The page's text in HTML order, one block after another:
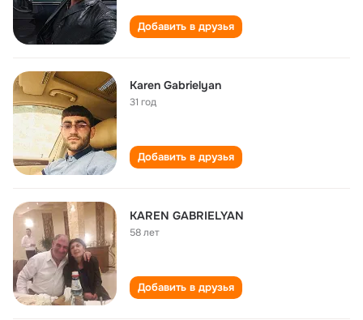
Добавить в друзья
Karen Gabrielyan
31 год
Добавить в друзья
KAREN GABRIELYAN
58 лет
Добавить в друзья